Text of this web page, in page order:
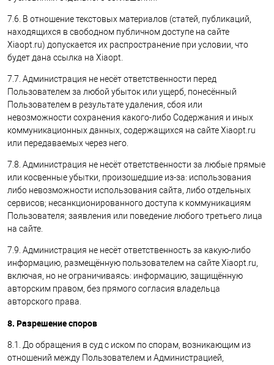
7.6. В отношение текстовых материалов (статей, публикаций,
находящихся в свободном публичном доступе на сайте
Xiaopt.ru) допускается их распространение при условии, что
будет дана ссылка на Xiaopt.
7.7. Администрация не несёт ответственности перед
Пользователем за любой убыток или ущерб, понесённый
Пользователем в результате удаления, сбоя или
невозможности сохранения какого-либо Содержания и иных
коммуникационных данных, содержащихся на сайте Xiaopt.ru
или передаваемых через него.
7.8. Администрация не несёт ответственности за любые прямые
или косвенные убытки, произошедшие из-за: использования
либо невозможности использования сайта, либо отдельных
сервисов; несанкционированного доступа к коммуникациям
Пользователя; заявления или поведение любого третьего лица
на сайте.
7.9. Администрация не несёт ответственность за какую-либо
информацию, размещённую пользователем на сайте Xiaopt.ru,
включая, но не ограничиваясь: информацию, защищённую
авторским правом, без прямого согласия владельца
авторского права.
8. Разрешение споров
8.1. До обращения в суд с иском по спорам, возникающим из
отношений между Пользователем и Администрацией,